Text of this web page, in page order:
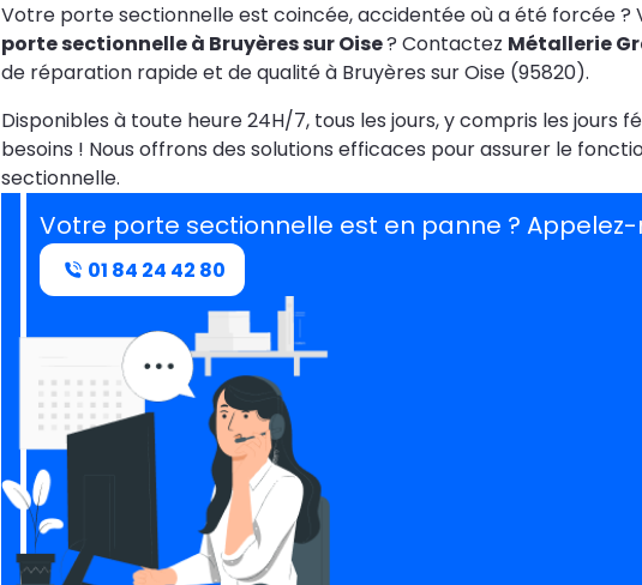
Votre porte sectionnelle est coincée, accidentée où a été forcée ?
porte sectionnelle à Bruyères sur Oise? Contactez Métallerie
de réparation rapide et de qualité à Bruyères sur Oise (95820).
Disponibles à toute heure 24H/7, tous les jours, y compris les jours
besoins ! Nous offrons des solutions efficaces pour assurer le
sectionnelle.
Votre porte sectionnelle est en panne ?
01 84 24 42 80